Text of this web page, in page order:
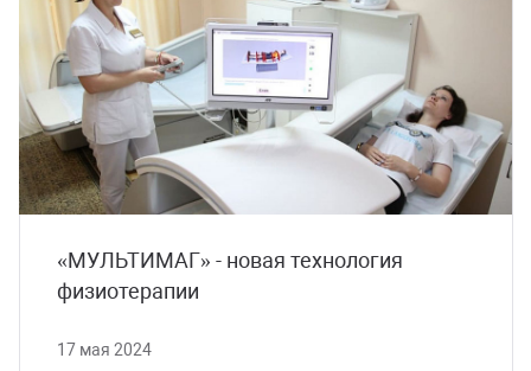
«МУЛЬТИМАГ» - новая технология
физиотерапии
17 мая 2024